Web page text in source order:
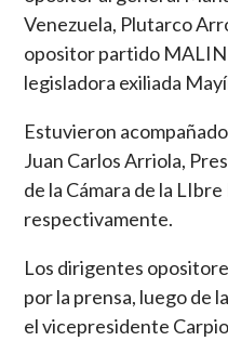
Venezuela, Plutarco
opositor partido
legisladora exiliada
Estuvieron
Juan Carlos Arriola,
de la Cámara de la
respectivamente.
Los dirigentes
por la prensa, luego de
el vicepresidente